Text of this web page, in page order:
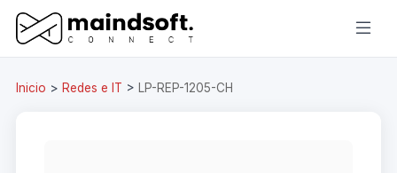
Inicio > Redes e IT > LP-REP-1205-CH